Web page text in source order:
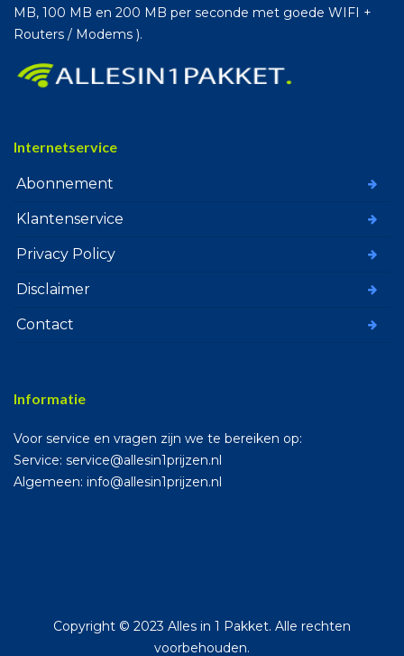
MB, 100 MB en 200 MB per seconde met goede WIFI +
Routers / Modems ).
Internetservice
Abonnement
Klantenservice
Privacy Policy
Disclaimer
Contact
Informatie
Voor service en vragen zijn we te bereiken op:
Service: service@allesin1prijzen.nl
Algemeen: info@allesin1prijzen.nl
Copyright © 2023 Alles in 1 Pakket. Alle rechten
voorbehouden.